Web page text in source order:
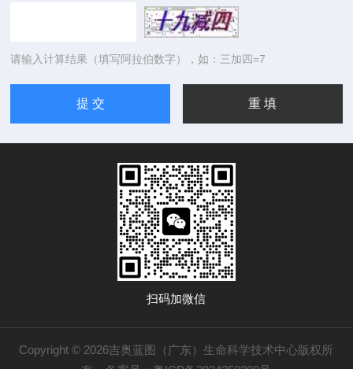
请输入计算结果（填写阿拉伯数字），如：三加四=7
扫码加微信
Copyright © 2026吉奥蓝图（广东）生命科学技术中心版权所